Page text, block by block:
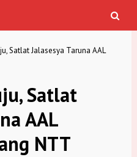
Satlat Jalasesya Taruna AAL
Satlat
AAL
NTT